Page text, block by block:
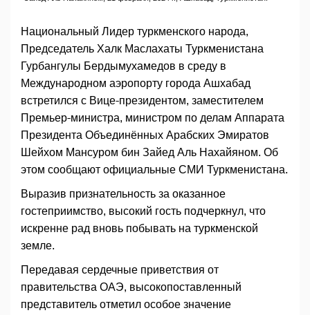
Национальный Лидер туркменского народа,
Председатель Халк Маслахаты Туркменистана
Гурбангулы Бердымухамедов в среду в
Международном аэропорту города Ашхабад
встретился с Вице-президентом, заместителем
Премьер-министра, министром по делам Аппарата
Президента Объединённых Арабских Эмиратов
Шейхом Мансуром бин Зайед Аль Нахайяном. Об
этом сообщают официальные СМИ Туркменистана.
Выразив признательность за оказанное
гостеприимство, высокий гость подчеркнул, что
искренне рад вновь побывать на туркменской
земле.
Передавая сердечные приветствия от
правительства ОАЭ, высокопоставленный
представитель отметил особое значение